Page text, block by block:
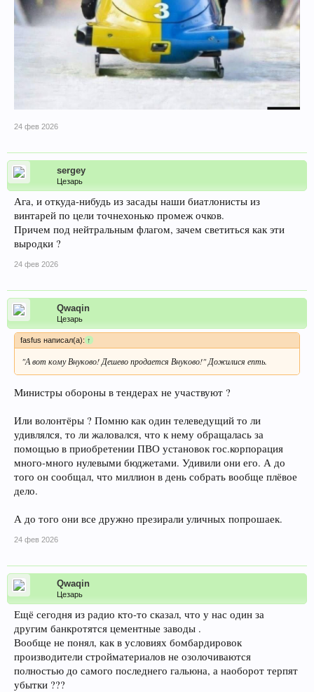
24 фев 2026
sergey
Цезарь
Ага, и откуда-нибудь из засады наши биатлонисты из
винтарей по цели точнехонько промеж очков.
Причем под нейтральным флагом, зачем светиться как эти
выродки ?
24 фев 2026
Qwaqin
Цезарь
fasfus написал(а):↑
"А вот кому Внуково! Дешево продается Внуково!" Дожилися епть.
Министры обороны в тендерах не участвуют ?
Или волонтёры ? Помню как один телеведущий то ли
удивлялся, то ли жаловался, что к нему обращалась за
помощью в приобретении ПВО установок гос.корпорация
много-много нулевыми бюджетами. Удивили они его. А до
того он сообщал, что миллион в день собрать вообще плёвое
дело.
А до того они все дружно презирали уличных попрошаек.
24 фев 2026
Qwaqin
Цезарь
Ещё сегодня из радио кто-то сказал, что у нас один за
другим банкротятся цементные заводы .
Вообще не понял, как в условиях бомбардировок
производители стройматериалов не озолочиваются
полностью до самого последнего гальюна, а наоборот терпят
убытки ???